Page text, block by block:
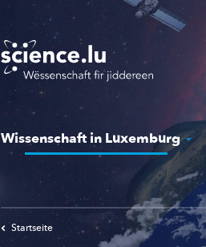
Wissenschaft in Luxemburg
Startseite